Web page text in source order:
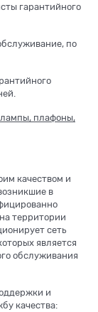
гарантийного
по
лампы, плафоны,
качеством и
в
территории
сеть
является
обслуживания
и
качества: